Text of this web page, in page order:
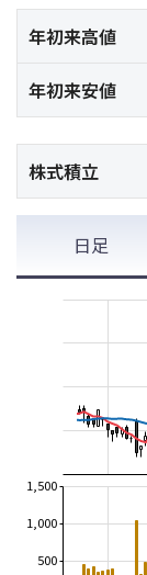
年初来高値
年初来安値
株式積立
日足
500
1,000
1,500